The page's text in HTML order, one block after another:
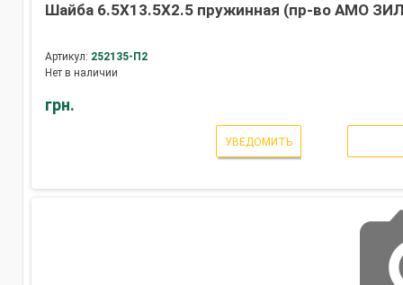
Шайба 6.5Х13.5Х2.5 пружинная (пр-во АМО
Артикул: 252135-П2
Нет в наличии
грн.
УВЕДОМИТЬ